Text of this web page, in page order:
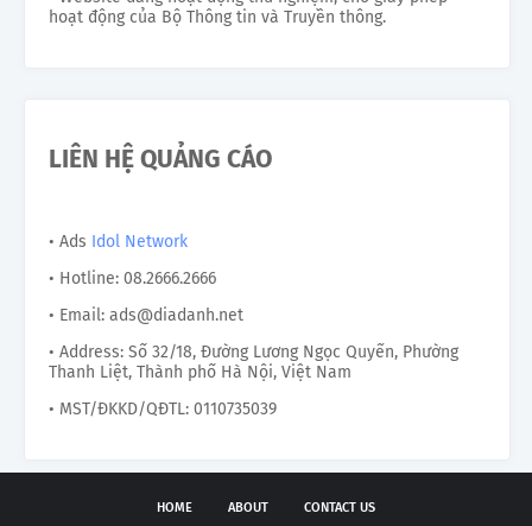
hoạt động của Bộ Thông tin và Truyền thông.
LIÊN HỆ QUẢNG CÁO
• Ads Idol Network
• Hotline: 08.2666.2666
• Email: ads@diadanh.net
• Address: Số 32/18, Đường Lương Ngọc Quyến, Phường
Thanh Liệt, Thành phố Hà Nội, Việt Nam
• MST/ĐKKD/QĐTL: 0110735039
HOME ABOUT CONTACT US